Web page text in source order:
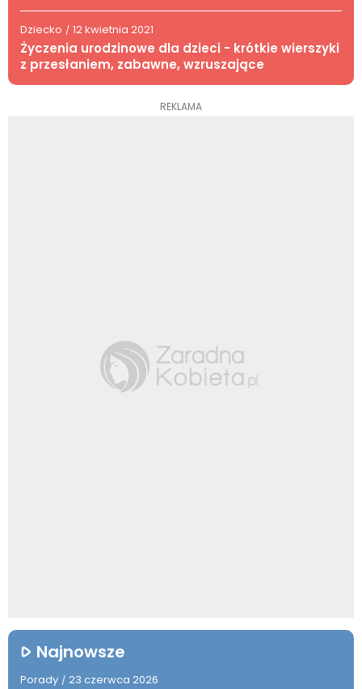
Dziecko / 12 kwietnia 2021
Życzenia urodzinowe dla dzieci - krótkie wierszyki
z przesłaniem, zabawne, wzruszające
REKLAMA
Najnowsze
Porady / 23 czerwca 2026